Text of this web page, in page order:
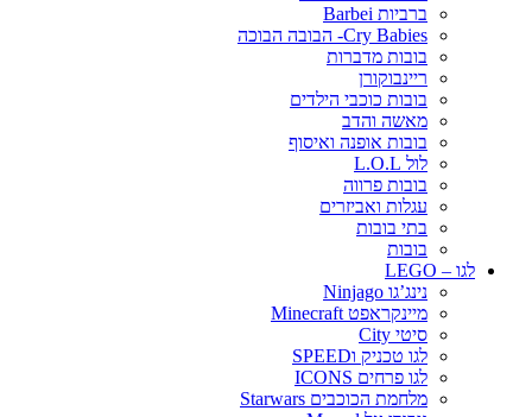
ברביות Barbei
Cry Babies- הבובה הבוכה
בובות מדברות
ריינבוקורן
בובות כוכבי הילדים
מאשה והדב
בובות אופנה ואיסוף
לול L.O.L
בובות פרווה
עגלות ואביזרים
בתי בובות
בובות
לגו – LEGO
נינג’גו Ninjago
מיינקראפט Minecraft
סיטי City
לגו טכניק וSPEED
לגו פרחים ICONS
מלחמת הכוכבים Starwars